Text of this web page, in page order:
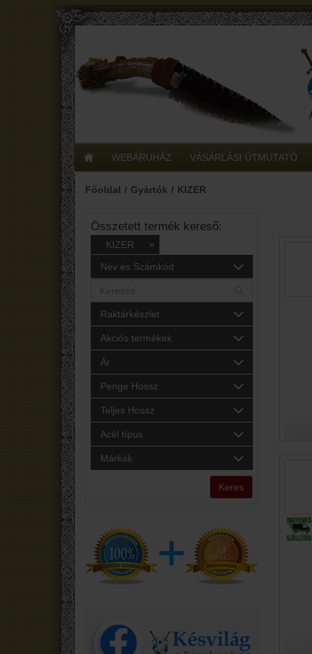
WEBÁRUHÁZ VÁSÁRLÁSI ÚTMUTATÓ
Főoldal Gyártók KIZER
Összetett termék kereső:
KIZER
×
Név és Számkód
Raktárkészlet
Akciós termékek
Ár
Penge Hossz
Teljes Hossz
Acél típus
Márkák
Keres